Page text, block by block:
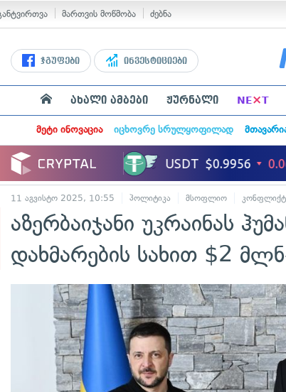
მართვის მოწმობა ძებნა
ჯგუფები ინვესტიციები
ახალი ამბები ჟურნალი NE×T
მეტი ინოვაცია იცხოვრე სრულყოფილად
11 აგვისტო 2025, 10:55 პოლიტიკა მსოფლიო
აზერბაიჯანი უკრაინას
დახმარების სახით $2